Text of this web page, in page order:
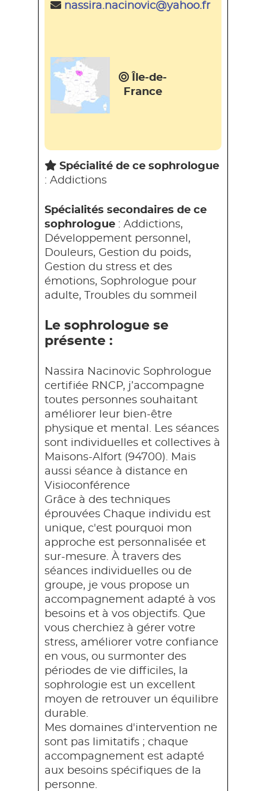
nassira.nacinovic@yahoo.fr
Île-de-
France
Spécialité de ce sophrologue
: Addictions
Spécialités secondaires de ce
sophrologue : Addictions,
Développement personnel,
Douleurs, Gestion du poids,
Gestion du stress et des
émotions, Sophrologue pour
adulte, Troubles du sommeil
Le sophrologue se
présente :
Nassira Nacinovic Sophrologue
certifiée RNCP, j’accompagne
toutes personnes souhaitant
améliorer leur bien-être
physique et mental. Les séances
sont individuelles et collectives à
Maisons-Alfort (94700). Mais
aussi séance à distance en
Visioconférence
Grâce à des techniques
éprouvées Chaque individu est
unique, c'est pourquoi mon
approche est personnalisée et
sur-mesure. À travers des
séances individuelles ou de
groupe, je vous propose un
accompagnement adapté à vos
besoins et à vos objectifs. Que
vous cherchiez à gérer votre
stress, améliorer votre confiance
en vous, ou surmonter des
périodes de vie difficiles, la
sophrologie est un excellent
moyen de retrouver un équilibre
durable.
Mes domaines d'intervention ne
sont pas limitatifs ; chaque
accompagnement est adapté
aux besoins spécifiques de la
personne.